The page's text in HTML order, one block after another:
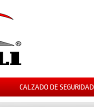
CALZADO DE SEGURIDAD